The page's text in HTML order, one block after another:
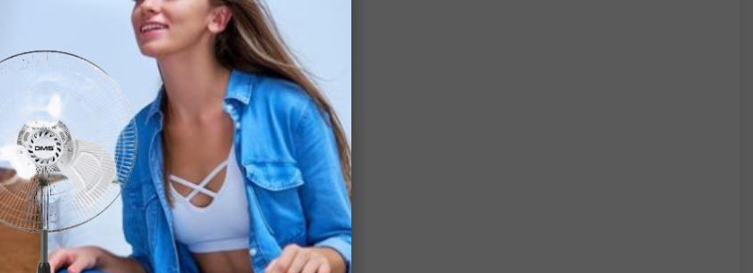
B
4200
8
5
1400
72
14